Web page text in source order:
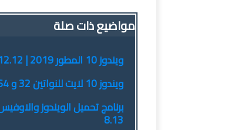
مواضيع ذات صلة
ويندوز 10 المطور 2019 | Windows 10 Enterprise Integral 2019.12.12
ويندوز 10 لايت للنواتين 32 و 64 بت | النسخة الخفيفة للأجهزة الضعيفة
8.13